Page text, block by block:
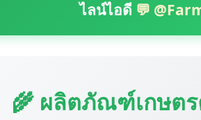
ไลน์ไอดี 💬
🌾 ผลิตภัณฑ์เกษตร